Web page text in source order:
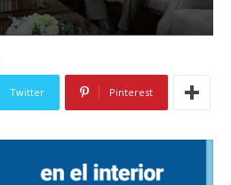
Twitter Pinterest